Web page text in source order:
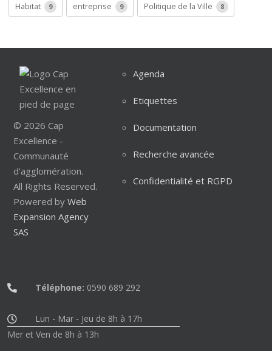
Habitat 9 entreprise 9 Politique de la Ville 8
© 2026 Cap
Excellence -
Communauté
d'agglomération.
All Rights Reserved.
Powered by Web
Expansion Agency
SAS
Agenda
Etiquettes
Documentation
Recherche avancée
Confidentialité et RGPD
Téléphone: 0590 689 292
Lun - Mar - Jeu de 8h à 17h
Mer et Ven de 8h à 13h